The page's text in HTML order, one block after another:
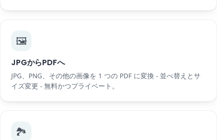
🖼️
JPGからPDFへ
JPG、PNG、その他の画像を 1 つの PDF に変換 - 並べ替えとサ
イズ変更 - 無料かつプライベート。
🏞️